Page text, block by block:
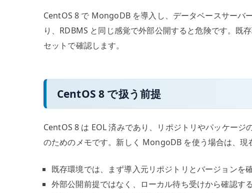
CentOS 8 で MongoDB を導入し、データベースサーバ
り、RDBMS と同じ感覚で外部公開すると危険です。既
セットで確認します。
CentOS 8 で扱う前提
CentOS 8 は EOL 済みであり、リポジトリやパッケー
のためのメモです。新しく MongoDB を使う場合は、
既存環境では、まず導入元リポジトリとバージョンを確
外部公開前提ではなく、ローカル待ち受けから確認する